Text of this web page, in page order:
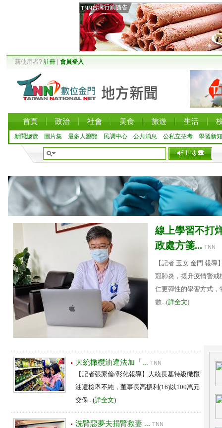
新使用者? 註冊 會員登入
首頁 政治 社會 美食 旅遊 生活
新聞總覽 圖片集 最多人瀏覽 民調中心 公共消息 公私立招考 學習新知
線上學習不打
政處方箋... TNN
【記者 玉女 金門 報
冠肺炎，提升疫情警
仁更彈性的學習方式
數...(詳全文)
大統橄欖油違法加「... TNN
【記者張家倫/彰化報導】大統長基特級橄欖
油遭檢舉不純，董事長高振利(16)以100萬元
交保...(詳全文)
洗腎惡夢夫捐腎救妻 ... TNN